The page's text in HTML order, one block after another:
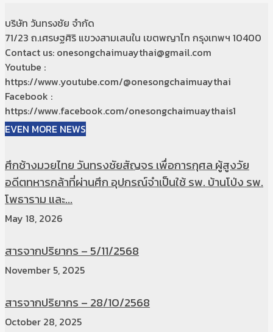
บริษัท วันทรงชัย จำกัด
71/23 ถ.เศรษฐศิริ แขวงสามเสนใน เขตพญาไท กรุงเทพฯ 10400
Contact us: onesongchaimuaythai@gmail.com
Youtube :
https://www.youtube.com/@onesongchaimuaythai
Facebook :
https://www.facebook.com/onesongchaimuaythais1
EVEN MORE NEWS
ศึกช้างมวยไทย วันทรงชัยสัญจร เพื่อการกุศล ผู้สูงวัย
อดีตทหารกล้าที่ผ่านศึก อุปกรณ์จำเป็นใช้ รพ. บ้านโป่ง รพ.
โพธาราม และ...
May 18, 2026
สารจากปริยากร – 5/11/2568
November 5, 2025
สารจากปริยากร – 28/10/2568
October 28, 2025